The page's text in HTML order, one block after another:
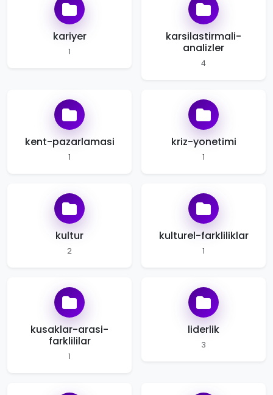
kariyer
1
karsilastirmali-
analizler
4
kent-pazarlamasi
1
kriz-yonetimi
1
kultur
2
kulturel-farkliliklar
1
kusaklar-arasi-
farklililar
1
liderlik
3